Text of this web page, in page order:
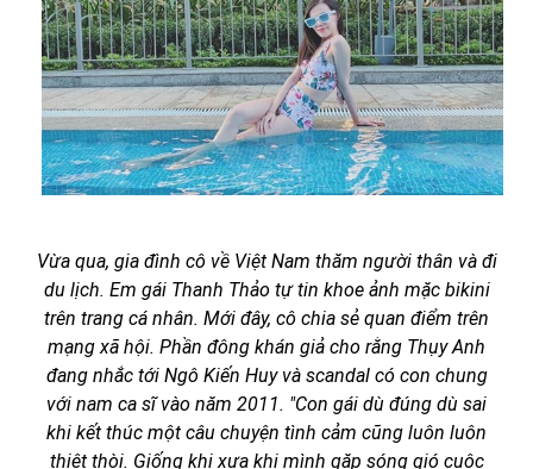
Vừa qua, gia đình cô về Việt Nam thăm người thân và đi
du lịch. Em gái Thanh Thảo tự tin khoe ảnh mặc bikini
trên trang cá nhân. Mới đây, cô chia sẻ quan điểm trên
mạng xã hội. Phần đông khán giả cho rằng Thụy Anh
đang nhắc tới Ngô Kiến Huy và scandal có con chung
với nam ca sĩ vào năm 2011. "Con gái dù đúng dù sai
khi kết thúc một câu chuyện tình cảm cũng luôn luôn
thiệt thòi. Giống khi xưa khi mình gặp sóng gió cuộc